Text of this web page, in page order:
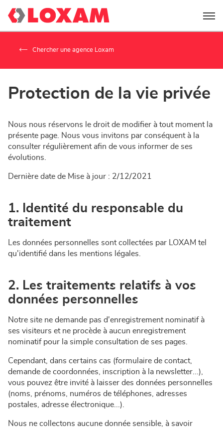
Menu
Chercher une agence Loxam
Protection de la vie privée
Nous nous réservons le droit de modifier à tout moment la
présente page. Nous vous invitons par conséquent à la
consulter régulièrement afin de vous informer de ses
évolutions.
Dernière date de Mise à jour : 2/12/2021
1. Identité du responsable du
traitement
Les données personnelles sont collectées par LOXAM tel
qu'identifié dans les mentions légales.
2. Les traitements relatifs à vos
données personnelles
Notre site ne demande pas d'enregistrement nominatif à
ses visiteurs et ne procède à aucun enregistrement
nominatif pour la simple consultation de ses pages.
Cependant, dans certains cas (formulaire de contact,
demande de coordonnées, inscription à la newsletter...),
vous pouvez être invité à laisser des données personnelles
(noms, prénoms, numéros de téléphones, adresses
postales, adresse électronique...).
Nous ne collectons aucune donnée sensible, à savoir